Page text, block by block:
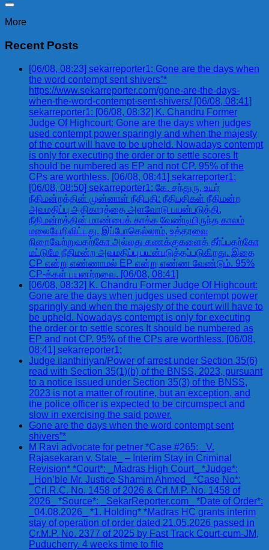
More
Recent Posts
[06/08, 08:23] sekarreporter1: Gone are the days when
the word contempt sent shivers”*
https://www.sekarreporter.com/gone-are-the-days-
when-the-word-contempt-sent-shivers/ [06/08, 08:41]
sekarreporter1: [06/08, 08:32] K. Chandru Former
Judge Of Highcourt: Gone are the days when judges
used contempt power sparingly and when the majesty
of the court will have to be upheld. Nowadays contempt
is only for executing the order or to settle scores It
should be numbered as EP and not CP. 95% of the
CPs are worthless. [06/08, 08:41] sekarreporter1:
[06/08, 08:50] sekarreporter1: கே. சந்துரு, உயர்
நீதிமன்றத்தின் முன்னாள் நீதிபதி: நீதிபதிகள் நீதிமன்ற
அவமதிப்பு அதிகாரத்தை அளவோடு பயன்படுத்தி,
நீதிமன்றத்தின் மாண்பைக் காக்க வேண்டியிருந்த காலம்
மலையேறிவிட்டது. இப்போதெல்லாம், உத்தரவை
நிறைவேற்றுவதற்கோ அல்லது கணக்குகளைத் தீர்ப்பதற்கோ
மட்டுமே நீதிமன்ற அவமதிப்பு பயன்படுத்தப்படுகிறது. இதை
CP என்று எண்ணாமல் EP என்று எண்ண வேண்டும். 95%
CP-க்கள் பயனற்றவை. [06/08, 08:41]
[06/08, 08:32] K. Chandru Former Judge Of Highcourt:
Gone are the days when judges used contempt power
sparingly and when the majesty of the court will have to
be upheld. Nowadays contempt is only for executing
the order or to settle scores It should be numbered as
EP and not CP. 95% of the CPs are worthless. [06/08,
08:41] sekarreporter1:
Judge ilanthiriyan/Power of arrest under Section 35(6)
read with Section 35(1)(b) of the BNSS, 2023, pursuant
to a notice issued under Section 35(3) of the BNSS,
2023 is not a matter of routine, but an exception, and
the police officer is expected to be circumspect and
slow in exercising the said power.
Gone are the days when the word contempt sent
shivers”*
M Ravi advocate for petner *Case #265: _V.
Rajasekaran v. State_ – Interim Stay in Criminal
Revision* *Court*: _Madras High Court_ *Judge*:
_Hon’ble Mr. Justice Shamim Ahmed_ *Case No*:
_Crl.R.C. No. 1458 of 2026 & Crl.M.P. No. 1458 of
2026_ *Source*: _SekarReporter.com_ *Date of Order*:
_04.08.2026_ *1. Holding* *Madras HC grants interim
stay of operation of order dated 21.05.2026 passed in
Cr.M.P. No. 2377 of 2025 by Fast Track Court-cum-JM,
Puducherry. 4 weeks time to file